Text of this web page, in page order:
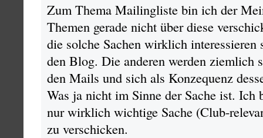
Zum Thema Mailingliste bin ich der
Themen gerade nicht über diese
die solche Sachen wirklich interessieren
den Blog. Die anderen werden ziemlich
den Mails und sich als Konzequenz
Was ja nicht im Sinne der Sache ist. Ich
nur wirklich wichtige Sache (Club-
zu verschicken.